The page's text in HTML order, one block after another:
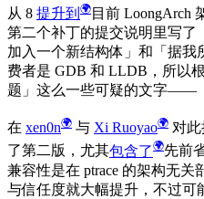
从 8 提升到
目前 LoongArch
第二个补丁的提交说明里写了
加入一个新结构体」和「据我
费者是 GDB 和 LLDB，所以
题」这么一些可疑的文字——
在 xen0n 与 Xi Ruoyao
对此
了第二版，尤其包含了
先前
兼容性是在 ptrace 的架构无
与信任度就大幅提升，不过可